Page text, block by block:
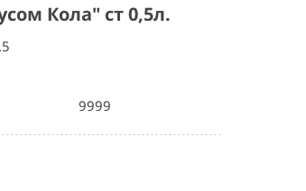
Кола" ст 0,5л.
9999